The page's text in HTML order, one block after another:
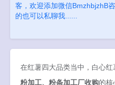
客，欢迎添加微信BmzhbjzhB
的也可以私聊我......
在红薯四大品类当中，白心红
粉加工、粉条加工厂收购的